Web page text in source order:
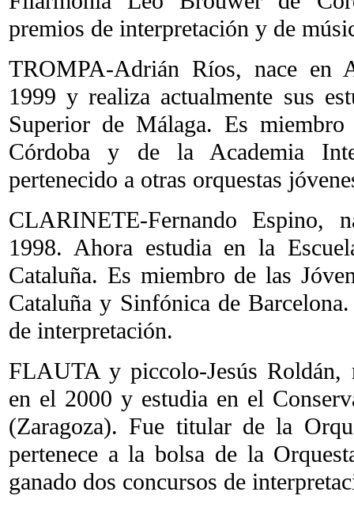
premios de interpretación y de
TROMPA-Adrián Ríos, nace en
1999 y realiza actualmente sus
Superior de Málaga. Es
Córdoba y de la Academia
pertenecido a otras orquestas
CLARINETE-Fernando Espino,
1998. Ahora estudia en la
Cataluña. Es miembro de las
Cataluña y Sinfónica de
de interpretación.
FLAUTA y piccolo-Jesús Roldán,
en el 2000 y estudia en el
(Zaragoza). Fue titular de la
pertenece a la bolsa de la
ganado dos concursos de